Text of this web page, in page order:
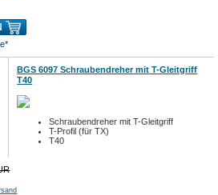
BGS 6097 Schraubendreher mit T-Gleitgriff
T40
Schraubendreher mit T-Gleitgriff
T-Profil (für TX)
T40